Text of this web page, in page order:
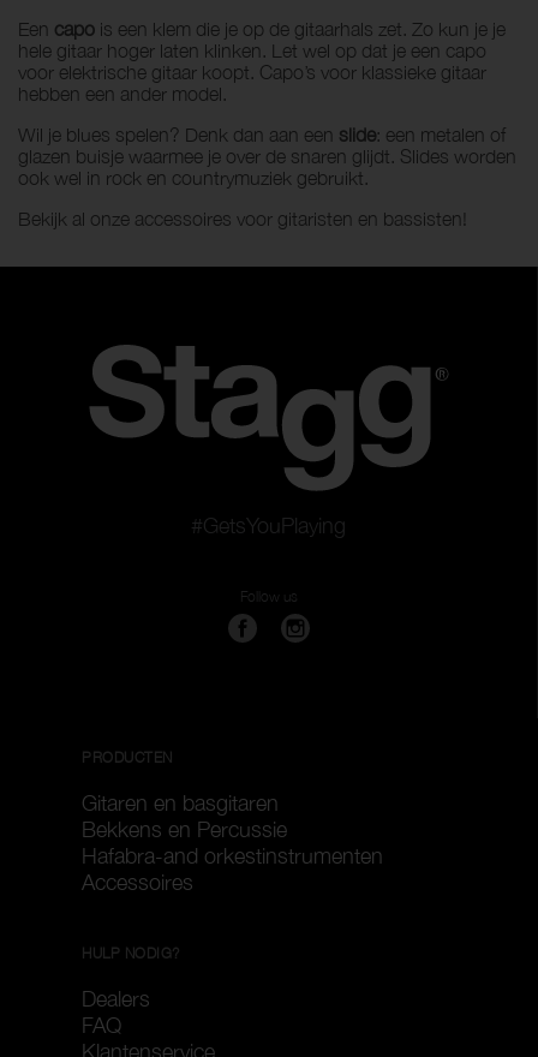
Een capo is een klem die je op de gitaarhals zet. Zo kun je je
hele gitaar hoger laten klinken. Let wel op dat je een capo
voor elektrische gitaar koopt. Capo’s voor klassieke gitaar
hebben een ander model.
Wil je blues spelen? Denk dan aan een slide: een metalen of
glazen buisje waarmee je over de snaren glijdt. Slides worden
ook wel in rock en countrymuziek gebruikt.
Bekijk al onze accessoires voor gitaristen en bassisten!
#GetsYouPlaying
Follow us
PRODUCTEN
Gitaren en basgitaren
Bekkens en Percussie
Hafabra-and orkestinstrumenten
Accessoires
HULP NODIG?
Dealers
FAQ
Klantenservice